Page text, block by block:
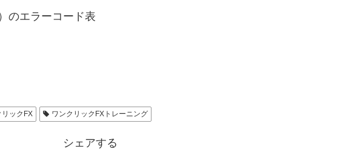
のエラーコード表
リックFX ワンクリックFXトレーニング
シェアする